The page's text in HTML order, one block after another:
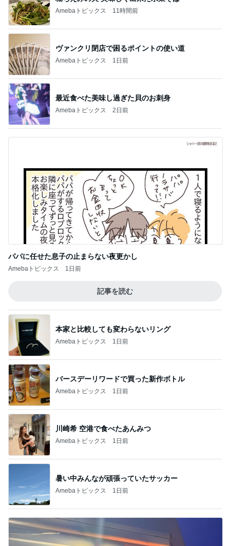
Amebaトピックス 11時間前
ヴァンクリ閉店で困るポイントの使い道
Amebaトピックス 1日前
最近食べた美味し過ぎた貝のお刺身
Amebaトピックス 2日前
パパに任せた息子の止まらない夜更かし
Amebaトピックス 1日前
記事を読む
本家と比較しても変わらないリング
Amebaトピックス 1日前
バースデーリワードで買った新作ボトル
Amebaトピックス 1日前
川崎希 空港で食べたあんみつ
Amebaトピックス 1日前
暑い中みんなが頑張っていたサッカー
Amebaトピックス 1日前